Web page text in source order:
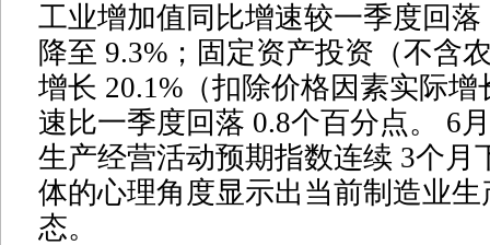
工业增加值同比增速较一季度回落
降至 9.3%；固定资产投资（不含
增长 20.1%（扣除价格因素实际增
速比一季度回落 0.8个百分点。 6
生产经营活动预期指数连续 3个月
体的心理角度显示出当前制造业
态。